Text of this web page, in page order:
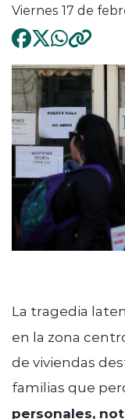
Viernes 17 de
La tragedia
en la zona
de viviendas
familias que
personales,